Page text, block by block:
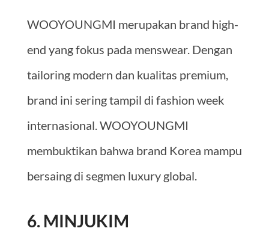
WOOYOUNGMI merupakan brand high-
end yang fokus pada menswear. Dengan
tailoring modern dan kualitas premium,
brand ini sering tampil di fashion week
internasional. WOOYOUNGMI
membuktikan bahwa brand Korea mampu
bersaing di segmen luxury global.
6. MINJUKIM